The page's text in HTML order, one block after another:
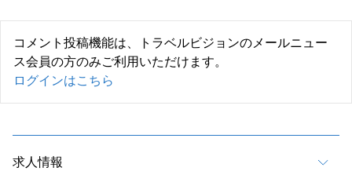
コメント投稿機能は、トラベルビジョンのメールニュー
ス会員の方のみご利用いただけます。
ログインはこちら
求人情報